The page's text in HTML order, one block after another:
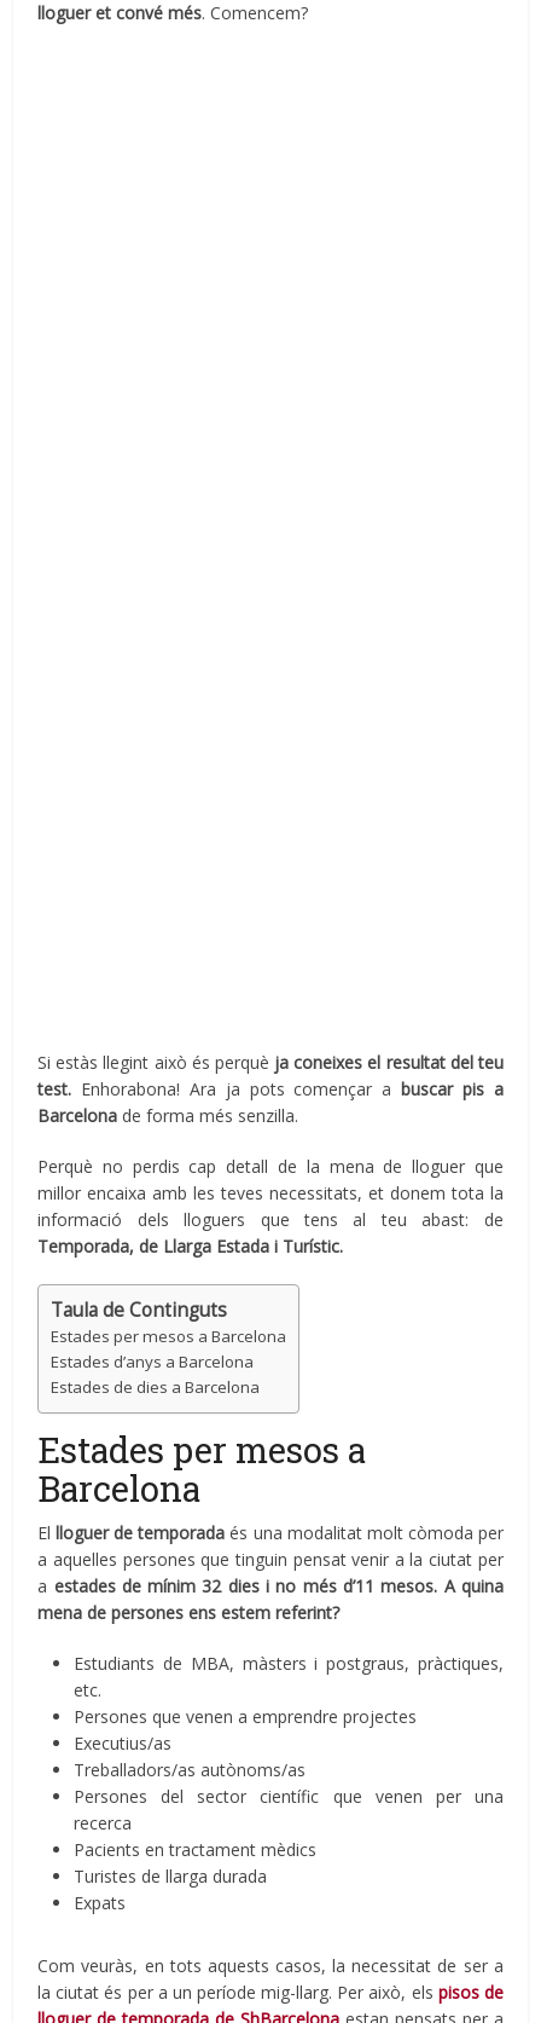
lloguer et convé més. Comencem?
Si estàs llegint això és perquè ja coneixes el resultat del teu
test. Enhorabona! Ara ja pots començar a buscar pis a
Barcelona de forma més senzilla.
Perquè no perdis cap detall de la mena de lloguer que
millor encaixa amb les teves necessitats, et donem tota la
informació dels lloguers que tens al teu abast: de
Temporada, de Llarga Estada i Turístic.
Taula de Continguts
Estades per mesos a Barcelona
Estades d’anys a Barcelona
Estades de dies a Barcelona
Estades per mesos a
Barcelona
El lloguer de temporada és una modalitat molt còmoda per
a aquelles persones que tinguin pensat venir a la ciutat per
a estades de mínim 32 dies i no més d’11 mesos. A quina
mena de persones ens estem referint?
Estudiants de MBA, màsters i postgraus, pràctiques,
etc.
Persones que venen a emprendre projectes
Executius/as
Treballadors/as autònoms/as
Persones del sector científic que venen per una
recerca
Pacients en tractament mèdics
Turistes de llarga durada
Expats
Com veuràs, en tots aquests casos, la necessitat de ser a
la ciutat és per a un període mig-llarg. Per això, els pisos de